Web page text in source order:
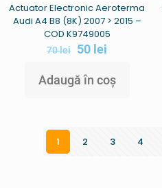
Actuator Electronic Aeroterma
Audi A4 B8 (8K) 2007 > 2015 –
COD K9749005
70lei 50 lei
Adaugă în coș
1 2 3 4